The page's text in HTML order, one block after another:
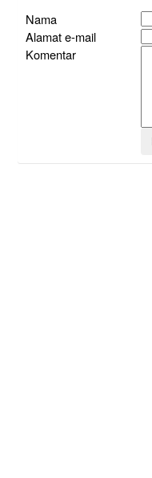
Nama
Alamat e-mail
Komentar